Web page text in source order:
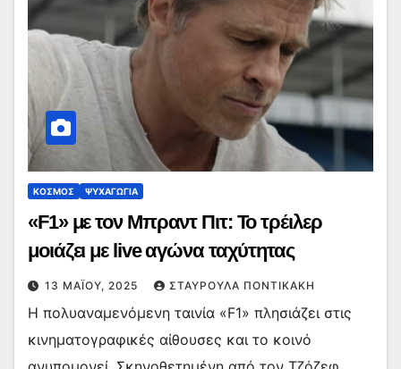
ΚΟΣΜΟΣ ΨΥΧΑΓΩΓΙΑ
«F1» με τον Μπραντ Πιτ: Το τρέιλερ
μοιάζει με live αγώνα ταχύτητας
13 ΜΑΪ́ΟΥ, 2025 ΣΤΑΥΡΟΎΛΑ ΠΟΝΤΙΚΆΚΗ
Η πολυαναμενόμενη ταινία «F1» πλησιάζει στις
κινηματογραφικές αίθουσες και το κοινό